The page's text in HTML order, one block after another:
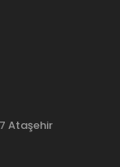
Ataşehir